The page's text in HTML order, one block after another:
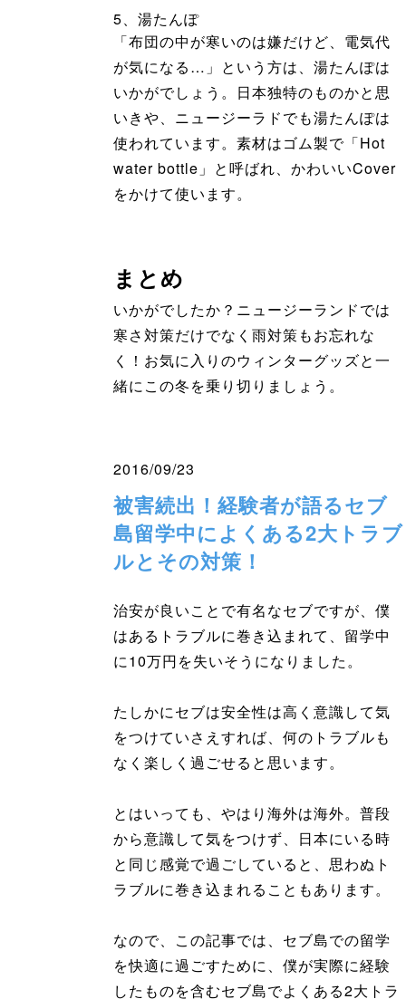
5、湯たんぽ
「布団の中が寒いのは嫌だけど、電気代
が気になる…」という方は、湯たんぽは
いかがでしょう。日本独特のものかと思
いきや、ニュージーラドでも湯たんぽは
使われています。素材はゴム製で「Hot
water bottle」と呼ばれ、かわいいCover
をかけて使います。
まとめ
いかがでしたか？ニュージーランドでは
寒さ対策だけでなく雨対策もお忘れな
く！お気に入りのウィンターグッズと一
緒にこの冬を乗り切りましょう。
2016/09/23
被害続出！経験者が語るセブ
島留学中によくある2大トラブ
ルとその対策！
治安が良いことで有名なセブですが、僕
はあるトラブルに巻き込まれて、留学中
に10万円を失いそうになりました。
たしかにセブは安全性は高く意識して気
をつけていさえすれば、何のトラブルも
なく楽しく過ごせると思います。
とはいっても、やはり海外は海外。普段
から意識して気をつけず、日本にいる時
と同じ感覚で過ごしていると、思わぬト
ラブルに巻き込まれることもあります。
なので、この記事では、セブ島での留学
を快適に過ごすために、僕が実際に経験
したものを含むセブ島でよくある2大トラ